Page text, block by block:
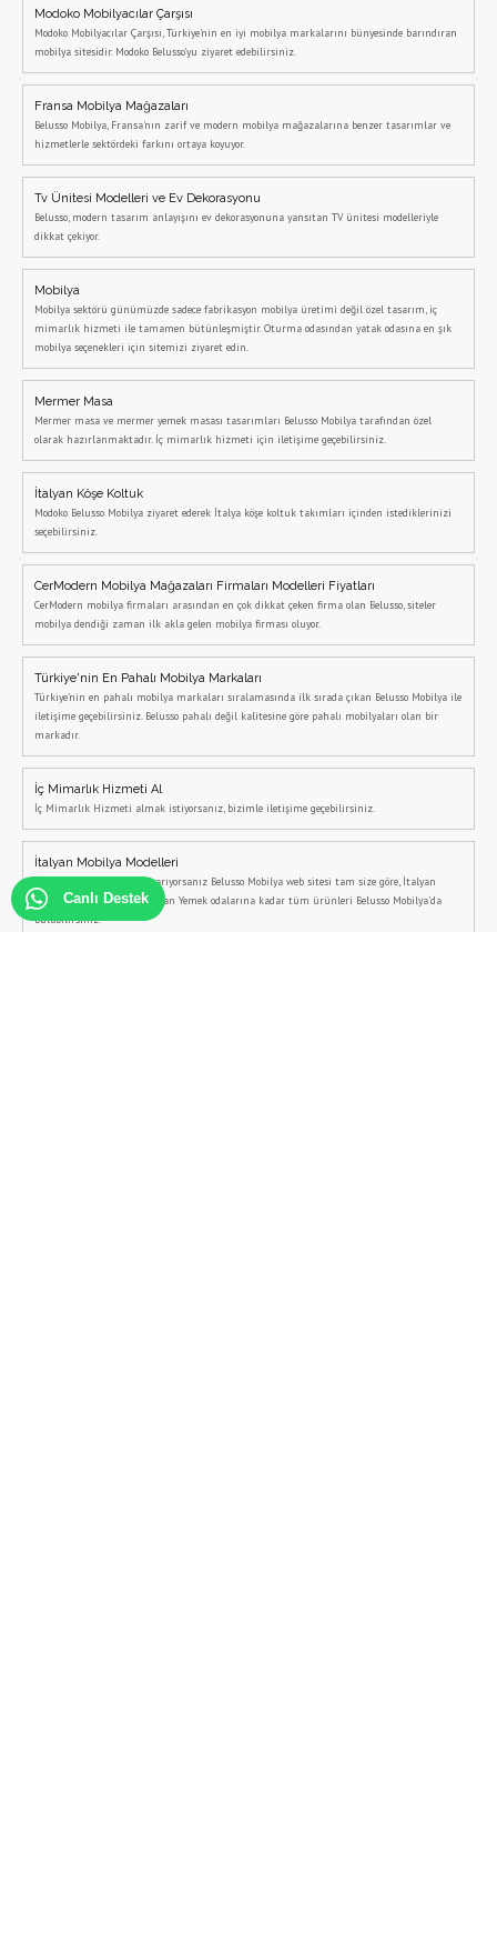
Canlı Destek
Modoko Mobilyacılar Çarşısı
Modoko Mobilyacılar Çarşısı, Türkiye'nin en iyi mobilya markalarını bünyesinde barındıran
mobilya sitesidir. Modoko Belusso'yu ziyaret edebilirsiniz.
Fransa Mobilya Mağazaları
Belusso Mobilya, Fransa'nın zarif ve modern mobilya mağazalarına benzer tasarımlar ve
hizmetlerle sektördeki farkını ortaya koyuyor.
Tv Ünitesi Modelleri ve Ev Dekorasyonu
Belusso, modern tasarım anlayışını ev dekorasyonuna yansıtan TV ünitesi modelleriyle
dikkat çekiyor.
Mobilya
Mobilya sektörü günümüzde sadece fabrikasyon mobilya üretimi değil özel tasarım, iç
mimarlık hizmeti ile tamamen bütünleşmiştir. Oturma odasından yatak odasına en şık
mobilya seçenekleri için sitemizi ziyaret edin.
Mermer Masa
Mermer masa ve mermer yemek masası tasarımları Belusso Mobilya tarafından özel
olarak hazırlanmaktadır. İç mimarlık hizmeti için iletişime geçebilirsiniz.
İtalyan Köşe Koltuk
Modoko Belusso Mobilya ziyaret ederek İtalya köşe koltuk takımları içinden istediklerinizi
seçebilirsiniz.
CerModern Mobilya Mağazaları Firmaları Modelleri Fiyatları
CerModern mobilya firmaları arasından en çok dikkat çeken firma olan Belusso, siteler
mobilya dendiği zaman ilk akla gelen mobilya firması oluyor.
Türkiye'nin En Pahalı Mobilya Markaları
Türkiye'nin en pahalı mobilya markaları sıralamasında ilk sırada çıkan Belusso Mobilya ile
iletişime geçebilirsiniz. Belusso pahalı değil kalitesine göre pahalı mobilyaları olan bir
markadır.
İç Mimarlık Hizmeti Al
İç Mimarlık Hizmeti almak istiyorsanız, bizimle iletişime geçebilirsiniz.
İtalyan Mobilya Modelleri
İtalyan Mobilya Modelleri arıyorsanız Belusso Mobilya web sitesi tam size göre, İtalyan
Koltuk Takımlarından İtalyan Yemek odalarına kadar tüm ürünleri Belusso Mobilya'da
bulabilirsiniz.